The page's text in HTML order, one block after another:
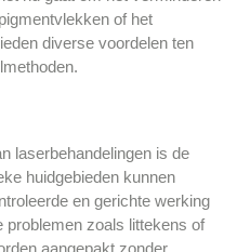
of het
diverse voordelen ten
laserbehandelingen is de
huidgebieden kunnen
en gerichte werking
zoals littekens of
aangepakt zonder